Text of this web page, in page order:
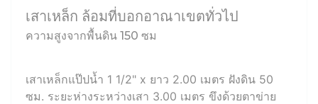
เสาเหล็ก ล้อมที่บอกอาณาเขตทั่วไป
ความสูงจากพื้นดิน 150 ซม
เสาเหล็กแป๊ปน้ำ 1 1/2" x ยาว 2.00 เมตร ฝังดิน 50
ซม. ระยะห่างระหว่างเสา 3.00 เมตร ขึงด้วยตาข่าย